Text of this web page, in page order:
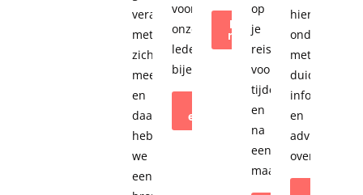
veranderingen
met
zich
meebrengt
en
daarom
hebben
we
een
voor
onze
leden
bijeenkomsten.
evenementen
Lees
meer
op
je
reis
voor,
tijdens
en
na
een
hierbij
met
duidelijke
informatie
en
advies
over...